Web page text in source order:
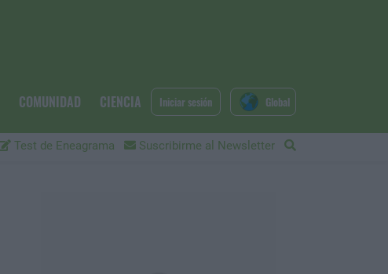
COMUNIDAD CIENCIA
Test de Eneagrama Suscribirme al Newsletter
Iniciar sesión Global